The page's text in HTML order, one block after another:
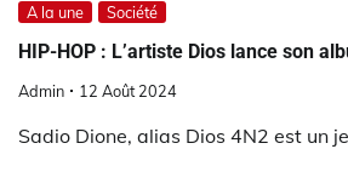
A la une Société
HIP-HOP : L’artiste Dios lance son
Admin 12 Août 2024
Sadio Dione, alias Dios 4N2 est un